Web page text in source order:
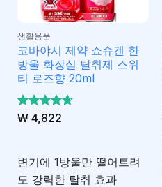
생활용품
코바야시 제약 쇼슈겐 한
방울 화장실 탈취제 스위
티 로즈향 20ml
5 중에서
4.63
₩4,822
변기에 1방울만 떨어트려
도 강력한 탈취 효과